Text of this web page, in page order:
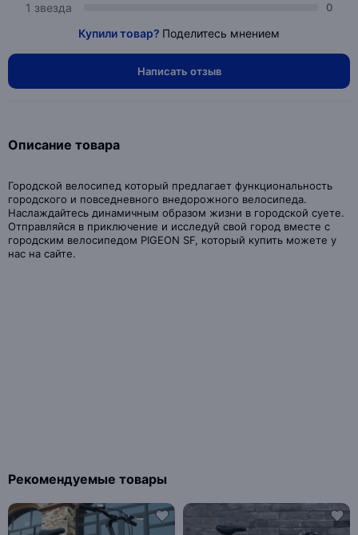
1 звезда 0
Купили товар? Поделитесь мнением
Написать отзыв
Описание товара
Городской велосипед который предлагает функциональность
городского и повседневного внедорожного велосипеда.
Наслаждайтесь динамичным образом жизни в городской суете.
Отправляйся в приключение и исследуй свой город вместе с
городским велосипедом PIGEON SF, который купить можете у
нас на сайте.
Рекомендуемые товары